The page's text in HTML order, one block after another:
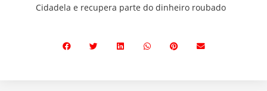
Cidadela e recupera parte do dinheiro roubado